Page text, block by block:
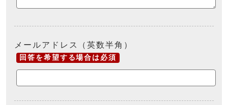
メールアドレス（英数半角）
回答を希望する場合は必須